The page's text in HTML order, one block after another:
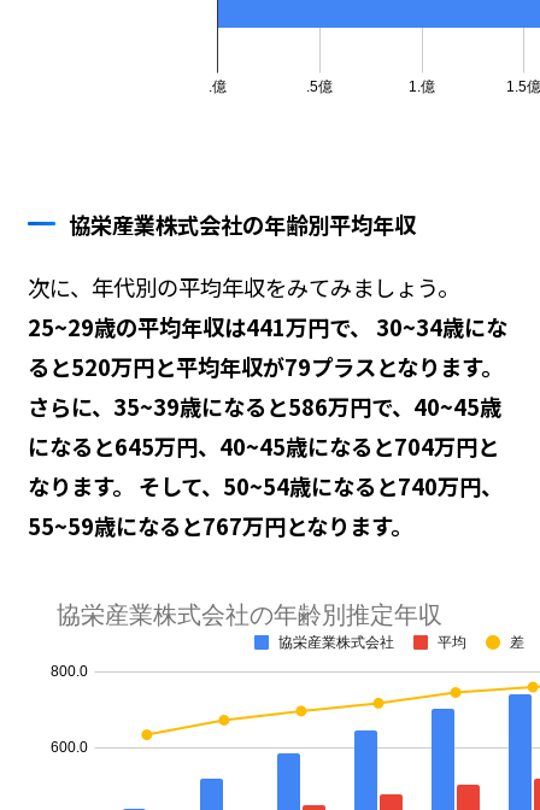
協栄産業株式会社の年齢別平均年収
次に、年代別の平均年収をみてみましょう。
25~29歳の平均年収は441万円で、 30~34歳にな
ると520万円と平均年収が79プラスとなります。
さらに、35~39歳になると586万円で、40~45歳
になると645万円、40~45歳になると704万円と
なります。 そして、50~54歳になると740万円、
55~59歳になると767万円となります。